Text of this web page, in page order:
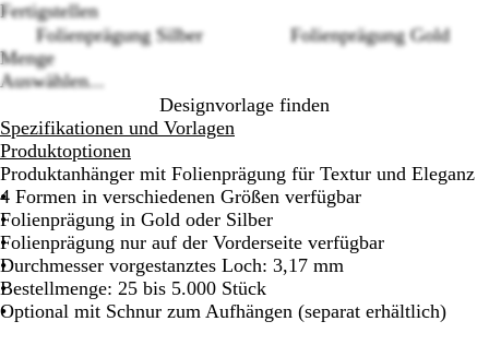
Fertigstellen
Folienprägung Silber
Folienprägung Gold
Menge
Auswählen...
Designvorlage finden
Spezifikationen und Vorlagen
Produktoptionen
Produktanhänger mit Folienprägung für Textur und Eleganz
4 Formen in verschiedenen Größen verfügbar
Folienprägung in Gold oder Silber
Folienprägung nur auf der Vorderseite verfügbar
Durchmesser vorgestanztes Loch: 3,17 mm
Bestellmenge: 25 bis 5.000 Stück
Optional mit Schnur zum Aufhängen (separat erhältlich)